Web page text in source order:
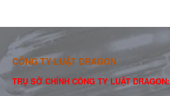
CÔNG TY LUẬT DRAGON
TRỤ SỞ CHÍNH CÔNG TY LUẬT DRAGON: